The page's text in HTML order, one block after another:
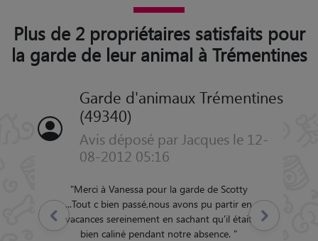
Plus de 2 propriétaires satisfaits pour
la garde de leur animal à Trémentines
Garde d'animaux Trémentines
(49340)
Avis déposé par Jacques le 12-
08-2012 05:16
"Merci à Vanessa pour la garde de Scotty
...Tout c bien passé,nous avons pu partir en
vacances sereinement en sachant qu'il était
bien caliné pendant notre absence. "
Précédent Suivant